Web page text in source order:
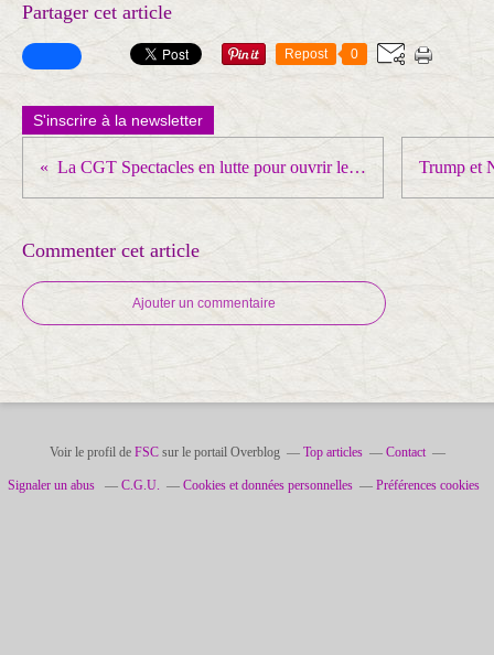
Partager cet article
Repost 0
S'inscrire à la newsletter
La CGT Spectacles en lutte pour ouvrir le Festival : « Bientôt, nous n’aurons plus rien à proposer au public.»
Commenter cet article
Ajouter un commentaire
Voir le profil de FSCsur le portail Overblog Top articles Contact
Signaler un abus C.G.U. Cookies et données personnelles Préférences cookies